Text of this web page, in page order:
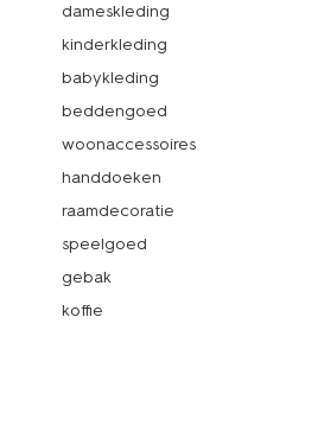
dameskleding
kinderkleding
babykleding
beddengoed
woonaccessoires
handdoeken
raamdecoratie
speelgoed
gebak
koffie